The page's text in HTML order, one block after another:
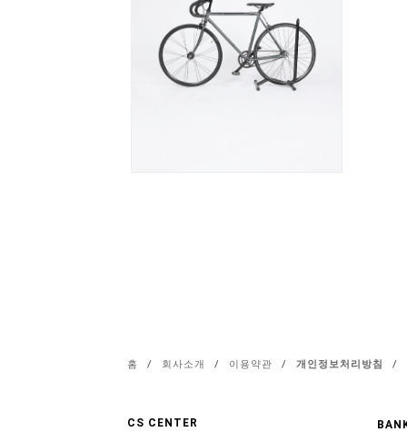
홈 / 회사소개 / 이용약관 / 개인정보처리방침 /
CS CENTER